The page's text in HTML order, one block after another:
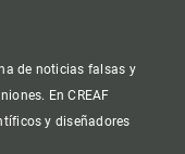
de noticias falsas y
En CREAF
y diseñadores